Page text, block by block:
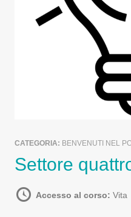
CATEGORIA: BENVENUTI NEL
Settore
Accesso al corso: Vita